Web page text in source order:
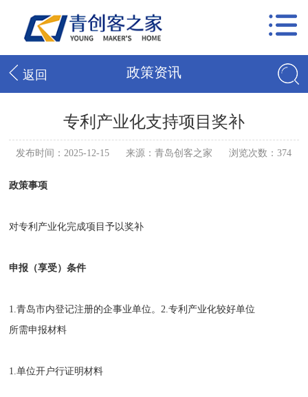
返回 政策资讯
专利产业化支持项目奖补
发布时间：2025-12-15 来源：青岛创客之家 浏览次数：374
政策事项
对专利产业化完成项目予以奖补
申报（享受）条件
1.青岛市内登记注册的企事业单位。2.专利产业化较好单位
所需申报材料
1.单位开户行证明材料